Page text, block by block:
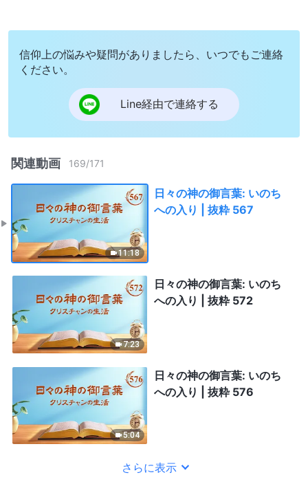
信仰上の悩みや疑問がありましたら、いつでもご連絡
ください。
Line経由で連絡する
関連動画 169/171
11:18
日々の神の御言葉: いのち
への入り | 抜粋 567
7:23
日々の神の御言葉: いのち
への入り | 抜粋 572
5:04
日々の神の御言葉: いのち
への入り | 抜粋 576
さらに表示